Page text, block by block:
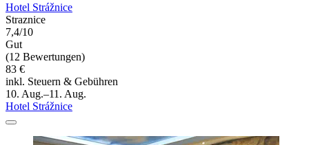
Hotel Strážnice
Straznice
7,4/10
Gut
(12 Bewertungen)
83 €
inkl. Steuern & Gebühren
10. Aug.–11. Aug.
Hotel Strážnice